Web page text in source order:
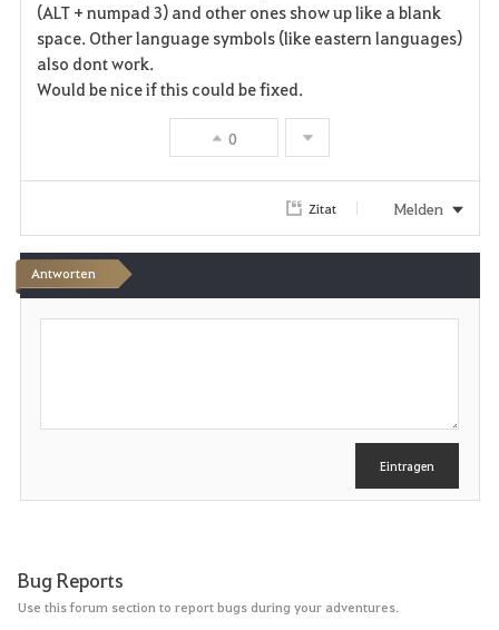
v
e
(ALT + numpad 3) and other ones show up like a blank
space. Other language symbols (like eastern languages)
also dont work.
Would be nice if this could be fixed.
0
Zitat Melden
Antworten
S
b
Eintragen
Bug Reports
Use this forum section to report bugs during your adventures.